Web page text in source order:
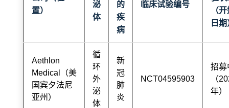
置）
泌
体
的
疾
病
临床试验编号
（
日
Aethlon
Medical（美
国宾夕法尼
亚州）
循
环
外
泌
体
新
冠
肺
炎
NCT04595903
招募
（
年）